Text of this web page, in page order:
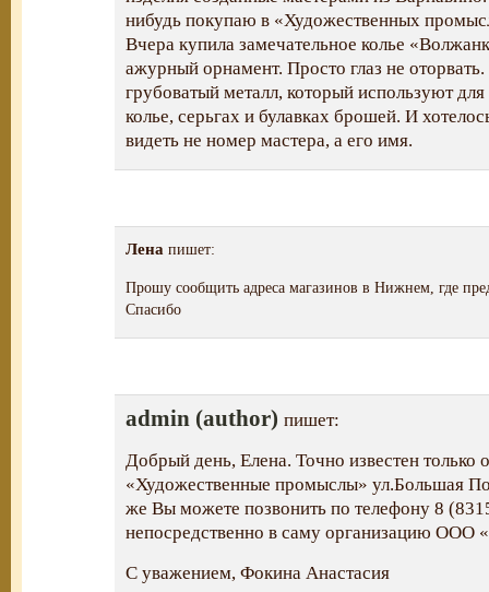
нибудь покупаю в «Художественных
Вчера купила замечательное колье
ажурный орнамент. Просто глаз не оторвать.
грубоватый металл, который используют для
колье, серьгах и булавках брошей. И
видеть не номер мастера, а его имя.
Лена пишет:
Прошу сообщить адреса магазинов в Нижнем, где
Спасибо
admin (author) пишет:
Добрый день, Елена. Точно известен только
«Художественные промыслы» ул.Большая
же Вы можете позвонить по телефону 8
непосредственно в саму организацию ООО
С уважением, Фокина Анастасия